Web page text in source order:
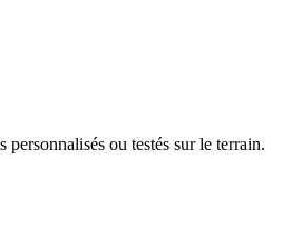
ou testés sur le terrain.